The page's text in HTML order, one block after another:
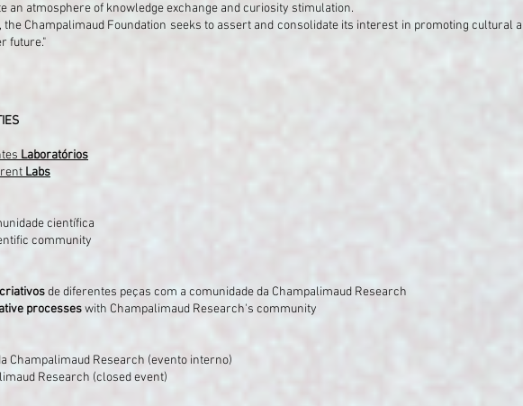
an atmosphere of knowledge exchange and curiosity stimulation.
Champalimaud Foundation seeks to assert and consolidate its interest in promoting cultural
future."
Laboratórios
Labs
científica
community
de diferentes peças com a comunidade da Champalimaud Research
processeswith Champalimaud Research's community
Champalimaud Research (evento interno)
Research (closed event)